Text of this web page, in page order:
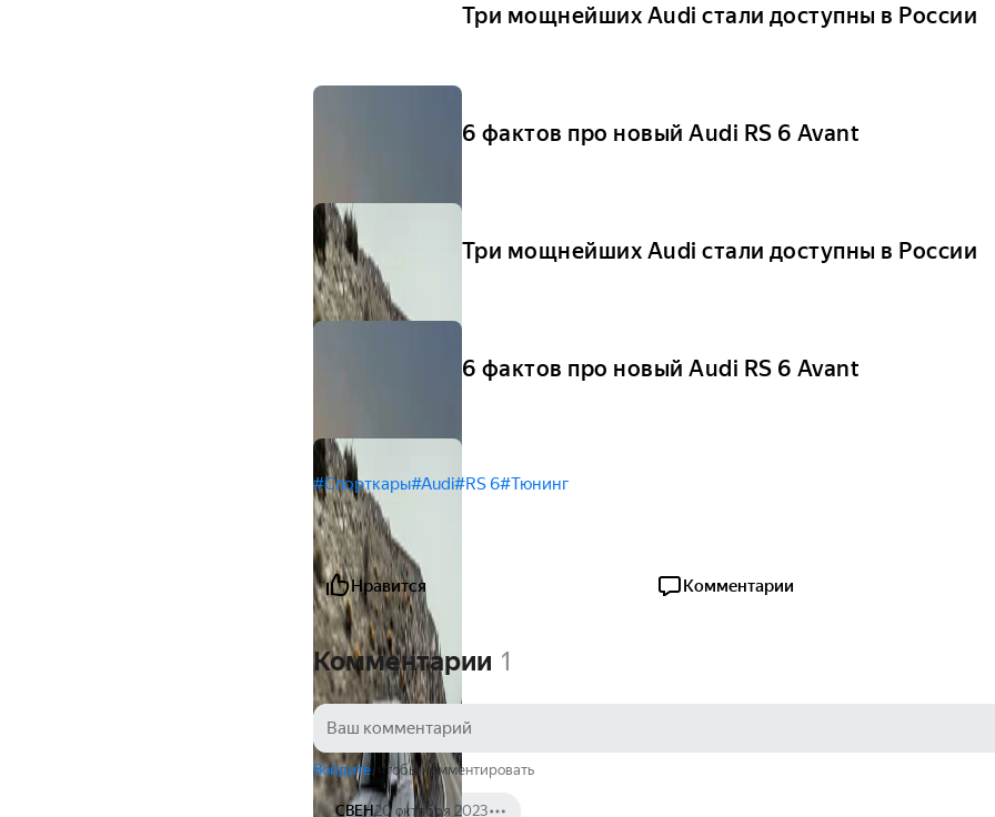
Три мощнейших Audi стали доступны в России
6 фактов про новый Audi RS 6 Avant
Три мощнейших Audi стали доступны в России
6 фактов про новый Audi RS 6 Avant
#Спорткары#Audi#RS 6#Тюнинг
Нравится Комментарии
Комментарии 1
Войдите, чтобы комментировать
СВЕН20 октября 2023